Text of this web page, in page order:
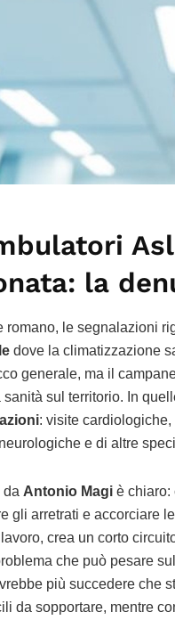
la
romano, le segnalazioni
dove la climatizzazione
generale, ma il
sul territorio. In
: visite
e di altre
da Antonio Magi è chiaro:
gli arretrati e accorciare
crea un corto
che può pesare
più succedere che
da sopportare, mentre